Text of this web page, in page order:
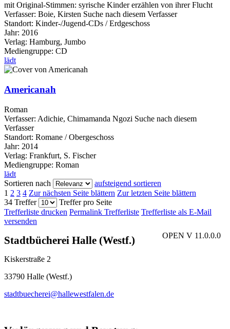
mit Original-Stimmen: syrische Kinder erzählen von ihrer Flucht
Verfasser: Boie, Kirsten Suche nach diesem Verfasser
Standort: Kinder-/Jugend-CDs / Erdgeschoss
Jahr: 2016
Verlag: Hamburg, Jumbo
Mediengruppe: CD
lädt
Americanah
Roman
Verfasser: Adichie, Chimamanda Ngozi Suche nach diesem
Verfasser
Standort: Romane / Obergeschoss
Jahr: 2014
Verlag: Frankfurt, S. Fischer
Mediengruppe: Roman
lädt
Sortieren nach
aufsteigend sortieren
1 2 3 4 Zur nächsten Seite blättern Zur letzten Seite blättern
34 Treffer
Treffer pro Seite
Trefferliste drucken Permalink Trefferliste Trefferliste als E-Mail
versenden
OPEN V 11.0.0.0
Stadtbücherei Halle (Westf.)
Kiskerstraße 2
33790 Halle (Westf.)
stadtbuecherei@hallewestfalen.de